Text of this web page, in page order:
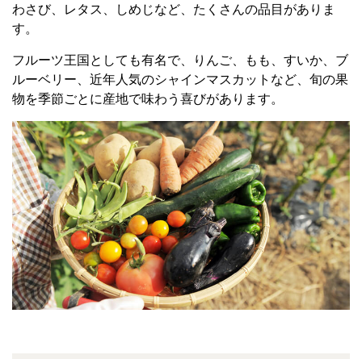
わさび、レタス、しめじなど、たくさんの品目がありま
す。
フルーツ王国としても有名で、りんご、もも、すいか、ブ
ルーベリー、近年人気のシャインマスカットなど、旬の果
物を季節ごとに産地で味わう喜びがあります。